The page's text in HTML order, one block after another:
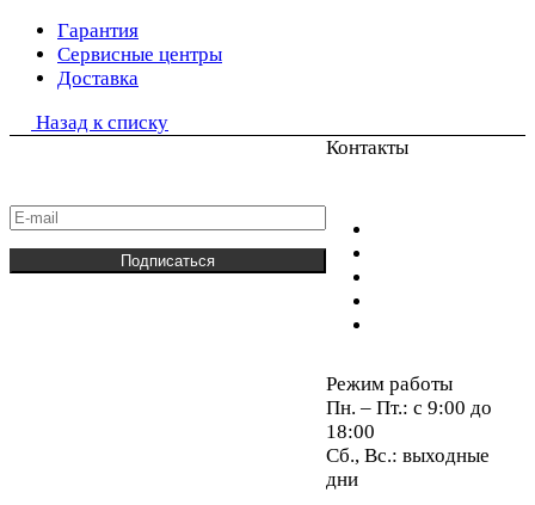
Гарантия
Сервисные центры
Доставка
Назад к списку
Подписаться
Контакты
Режим работы
Пн. – Пт.: с 9:00 до
18:00
Сб., Вс.: выходные
дни